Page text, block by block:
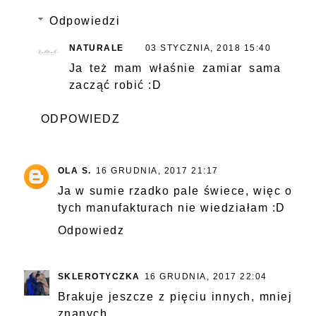
Odpowiedzi
NATURALE 03 STYCZNIA, 2018 15:40
Ja też mam właśnie zamiar sama
zacząć robić :D
ODPOWIEDZ
OLA S. 16 GRUDNIA, 2017 21:17
Ja w sumie rzadko pale świece, więc o
tych manufakturach nie wiedziałam :D
Odpowiedz
SKLEROTYCZKA 16 GRUDNIA, 2017 22:04
Brakuje jeszcze z pięciu innych, mniej
znanych...